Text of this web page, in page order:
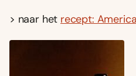
> naar het recept: